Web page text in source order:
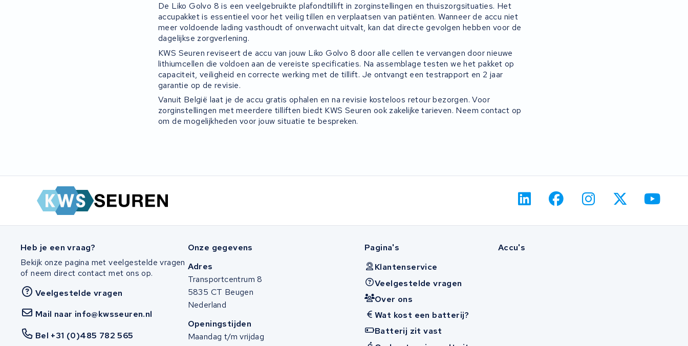
De Liko Golvo 8 is een veelgebruikte plafondtillift in zorginstellingen en thuiszorgsituaties. Het
accupakket is essentieel voor het veilig tillen en verplaatsen van patiënten. Wanneer de accu niet
meer voldoende lading vasthoudt of onverwacht uitvalt, kan dat directe gevolgen hebben voor de
dagelijkse zorgverlening.
KWS Seuren reviseert de accu van jouw Liko Golvo 8 door alle cellen te vervangen door nieuwe
lithiumcellen die voldoen aan de vereiste specificaties. Na assemblage testen we het pakket op
capaciteit, veiligheid en correcte werking met de tillift. Je ontvangt een testrapport en 2 jaar
garantie op de revisie.
Vanuit België laat je de accu gratis ophalen en na revisie kosteloos retour bezorgen. Voor
zorginstellingen met meerdere tilliften biedt KWS Seuren ook zakelijke tarieven. Neem contact op
om de mogelijkheden voor jouw situatie te bespreken.
Heb je een vraag?
Bekijk onze pagina met veelgestelde vragen
of neem direct contact met ons op.
Veelgestelde vragen
Mail naar info@kwsseuren.nl
Bel +31 (0)485 782 565
Onze gegevens
Adres
Transportcentrum 8
5835 CT Beugen
Nederland
Openingstijden
Maandag t/m vrijdag
Pagina's
Klantenservice
Veelgestelde vragen
Over ons
Wat kost een batterij?
Batterij zit vast
Accu's